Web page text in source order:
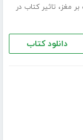
بر مغز، تاثیر کتاب در
دانلود کتاب